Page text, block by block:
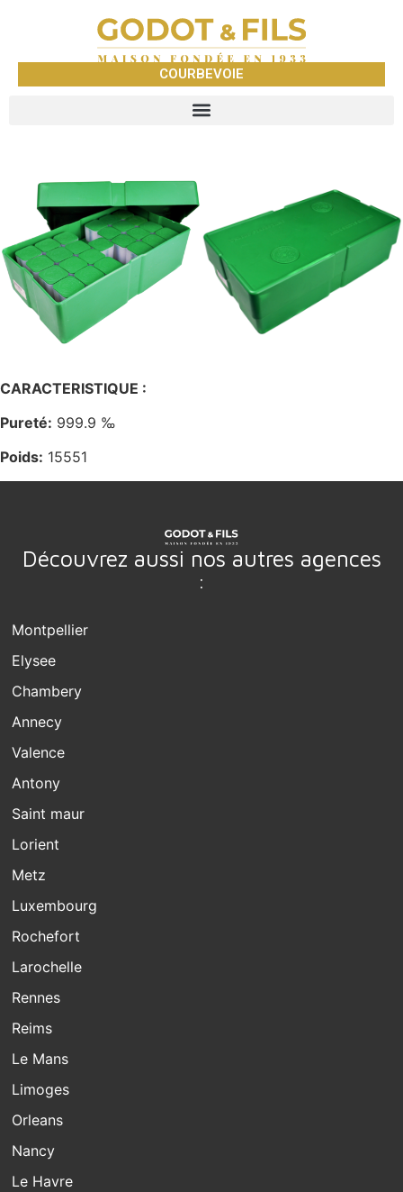
COURBEVOIE
CARACTERISTIQUE :
Pureté: 999.9 ‰
Poids: 15551
Découvrez aussi nos autres agences
:
Montpellier
Elysee
Chambery
Annecy
Valence
Antony
Saint maur
Lorient
Metz
Luxembourg
Rochefort
Larochelle
Rennes
Reims
Le Mans
Limoges
Orleans
Nancy
Le Havre